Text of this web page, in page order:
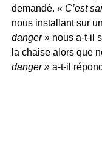
demandé. « C’est
nous installant sur
danger »nous a-t-il
la chaise alors que
danger »a-t-il